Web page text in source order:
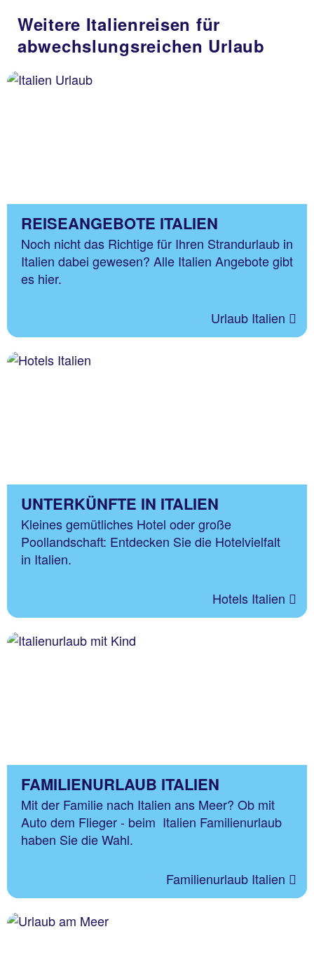
Weitere Italienreisen für
abwechslungsreichen Urlaub
REISEANGEBOTE ITALIEN
Noch nicht das Richtige für Ihren Strandurlaub in
Italien dabei gewesen? Alle Italien Angebote gibt
es hier.
Urlaub Italien
UNTERKÜNFTE IN ITALIEN
Kleines gemütliches Hotel oder große
Poollandschaft: Entdecken Sie die Hotelvielfalt
in Italien.
Hotels Italien
FAMILIENURLAUB ITALIEN
Mit der Familie nach Italien ans Meer? Ob mit
Auto dem Flieger - beim Italien Familienurlaub
haben Sie die Wahl.
Familienurlaub Italien